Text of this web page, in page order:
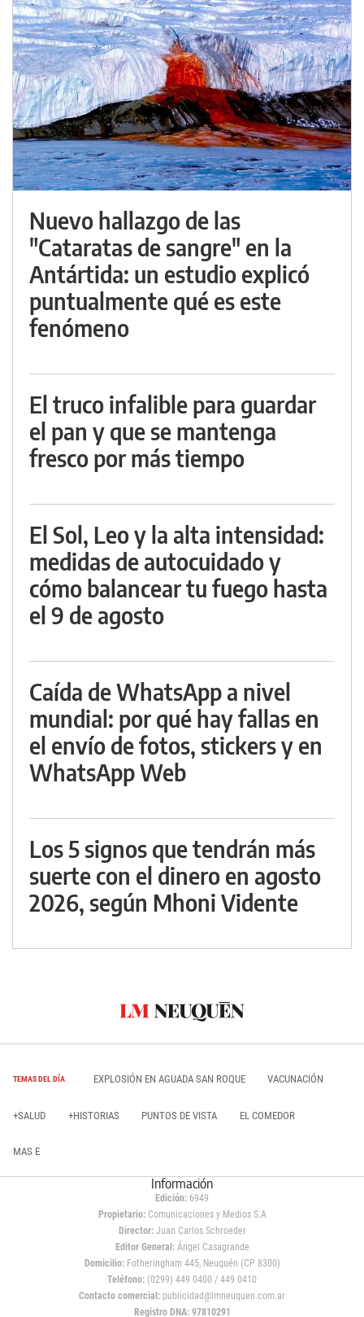
Nuevo hallazgo de las
"Cataratas de sangre" en la
Antártida: un estudio explicó
puntualmente qué es este
fenómeno
El truco infalible para guardar
el pan y que se mantenga
fresco por más tiempo
El Sol, Leo y la alta intensidad:
medidas de autocuidado y
cómo balancear tu fuego hasta
el 9 de agosto
Caída de WhatsApp a nivel
mundial: por qué hay fallas en
el envío de fotos, stickers y en
WhatsApp Web
Los 5 signos que tendrán más
suerte con el dinero en agosto
2026, según Mhoni Vidente
TEMAS DEL DÍA EXPLOSIÓN EN AGUADA SAN ROQUE VACUNACIÓN
+SALUD +HISTORIAS PUNTOS DE VISTA EL COMEDOR
MAS E
Información
Edición: 6949
Propietario:Comunicaciones y Medios S.A
Director: Juan Carlos Schroeder
Editor General:Ángel Casagrande
Domicilio:Fotheringham 445, Neuquén (CP 8300)
Teléfono: (0299) 449 0400 / 449 0410
Contacto comercial: publicidad@lmneuquen.com.ar
Registro DNA: 97810291